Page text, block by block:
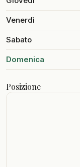
Venerdì
Sabato
Domenica
Posizione